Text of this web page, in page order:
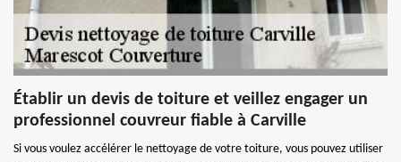
Établir un devis de toiture et veillez engager un
professionnel couvreur fiable à Carville
Si vous voulez accélérer le nettoyage de votre toiture, vous pouvez utiliser